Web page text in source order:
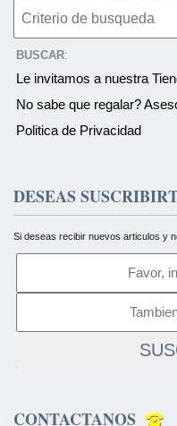
BUSCAR:
Le invitamos a nuestra
No sabe que regalar?
Politica de Privacidad
DESEAS
Si deseas recibir nuevos articulos y
CONTACTANOS